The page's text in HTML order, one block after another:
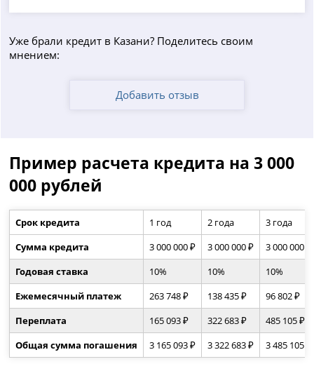
Уже брали кредит в Казани? Поделитесь своим
мнением:
Добавить отзыв
Пример расчета кредита на 3 000
000 рублей
Срок кредита 1 год 2 года
3 года
Сумма кредита
3 000 000 ₽ 3 000 000 ₽
3 000 000 ₽
Годовая ставка
10% 10%
10%
Ежемесячный платеж
263 748 ₽ 138 435 ₽
96 802 ₽
Переплата
165 093 ₽ 322 683 ₽
485 105 ₽
Общая сумма погашения
3 165 093 ₽ 3 322 683 ₽ 3 485 105 ₽